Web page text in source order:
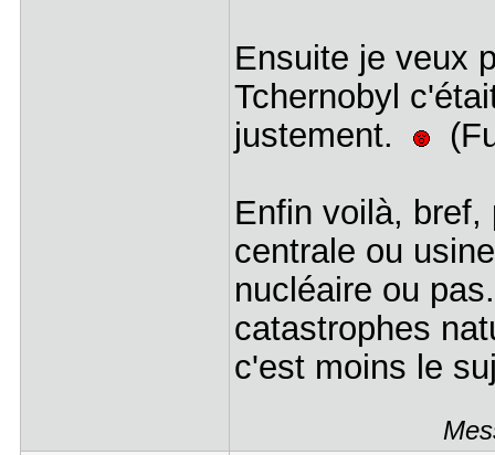
Ensuite je veux
Tchernobyl
justement.
Enfin voilà,
centrale ou
nucléaire ou
catastrophes
c'est moins le